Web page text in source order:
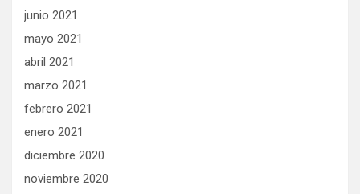
junio 2021
mayo 2021
abril 2021
marzo 2021
febrero 2021
enero 2021
diciembre 2020
noviembre 2020